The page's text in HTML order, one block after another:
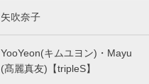
矢吹奈子
YooYeon(キムユヨン)・Mayu
(髙麗真友)【tripleS】